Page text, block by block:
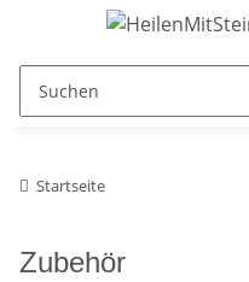
Startseite
Zubehör